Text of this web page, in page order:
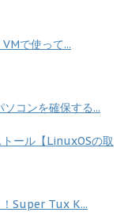
で使って...
コンを確保する...
ール【LinuxOSの取
Super Tux K...